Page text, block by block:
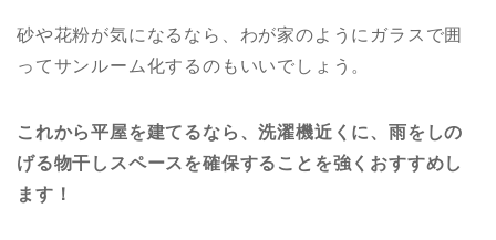
砂や花粉が気になるなら、わが家のようにガラスで囲
ってサンルーム化するのもいいでしょう。
これから平屋を建てるなら、洗濯機近くに、雨をしの
げる物干しスペースを確保することを強くおすすめし
ます！